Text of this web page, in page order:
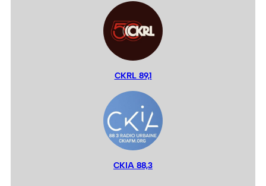
CKRL 89,1
CKIA 88,3